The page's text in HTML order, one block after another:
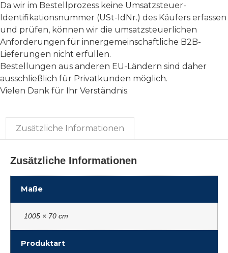
Da wir im Bestellprozess keine Umsatzsteuer-
Identifikationsnummer (USt-IdNr.) des Käufers erfassen
und prüfen, können wir die umsatzsteuerlichen
Anforderungen für innergemeinschaftliche B2B-
Lieferungen nicht erfüllen.
Bestellungen aus anderen EU-Ländern sind daher
ausschließlich für Privatkunden möglich.
Vielen Dank für Ihr Verständnis.
Zusätzliche Informationen
Zusätzliche Informationen
Maße
1005 × 70 cm
Produktart